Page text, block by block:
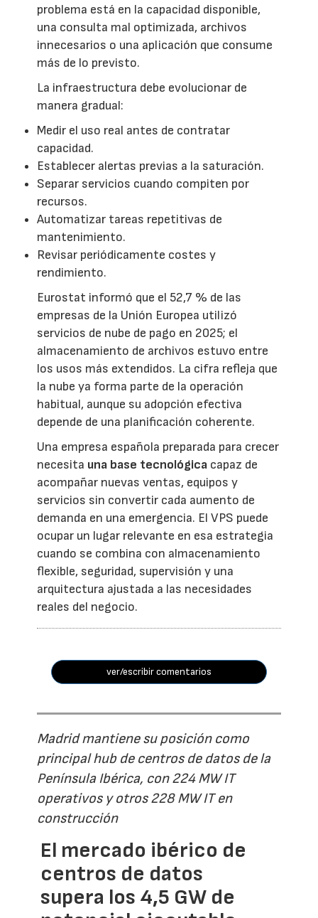
problema está en la capacidad disponible,
una consulta mal optimizada, archivos
innecesarios o una aplicación que consume
más de lo previsto.
La infraestructura debe evolucionar de
manera gradual:
Medir el uso real antes de contratar
capacidad.
Establecer alertas previas a la saturación.
Separar servicios cuando compiten por
recursos.
Automatizar tareas repetitivas de
mantenimiento.
Revisar periódicamente costes y
rendimiento.
Eurostat informó que el 52,7 % de las
empresas de la Unión Europea utilizó
servicios de nube de pago en 2025; el
almacenamiento de archivos estuvo entre
los usos más extendidos. La cifra refleja que
la nube ya forma parte de la operación
habitual, aunque su adopción efectiva
depende de una planificación coherente.
Una empresa española preparada para crecer
necesita una base tecnológica capaz de
acompañar nuevas ventas, equipos y
servicios sin convertir cada aumento de
demanda en una emergencia. El VPS puede
ocupar un lugar relevante en esa estrategia
cuando se combina con almacenamiento
flexible, seguridad, supervisión y una
arquitectura ajustada a las necesidades
reales del negocio.
ver/escribir comentarios
Madrid mantiene su posición como
principal hub de centros de datos de la
Península Ibérica, con 224 MW IT
operativos y otros 228 MW IT en
construcción
El mercado ibérico de
centros de datos
supera los 4,5 GW de